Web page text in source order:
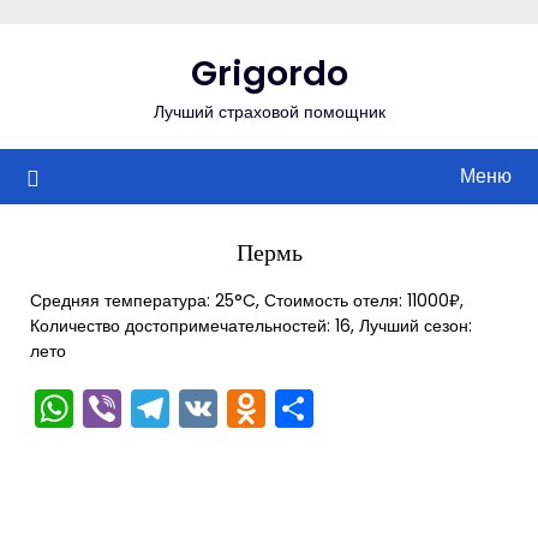
Grigordo
Лучший страховой помощник
Меню
Пермь
Средняя температура: 25°C, Стоимость отеля: 11000₽,
Количество достопримечательностей: 16, Лучший сезон:
лето
WhatsApp
ViberTelegram
VKOdnoklassniki